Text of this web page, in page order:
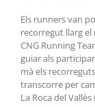
Els runners van
recorregut llarg el
CNG Running
guiar als
mà els
transcorre per
La Roca del